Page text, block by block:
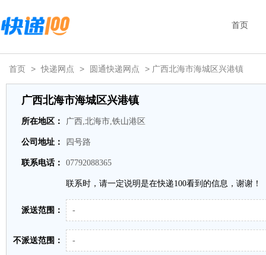
首页
首页 > 快递网点 > 圆通快递网点 > 广西北海市海城区兴港镇
广西北海市海城区兴港镇
所在地区： 广西,北海市,铁山港区
公司地址： 四号路
联系电话： 07792088365
联系时，请一定说明是在快递100看到的信息，谢谢！
派送范围： -
不派送范围： -